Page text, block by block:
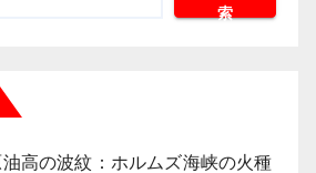
索
高の波紋：ホルムズ海峡の火種